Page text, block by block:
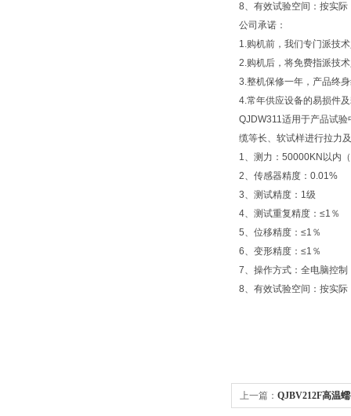
8、有效试验空间：按实际
公司承诺：
1.购机前，我们专门派技
2.购机后，将免费指派技
3.整机保修一年，产品终
4.常年供应设备的易损件
QJDW311适用于产品试
缆等长、软试样进行拉力
1、测力：50000KN以
2、传感器精度：0.01%
3、测试精度：1级
4、测试重复精度：≤1％
5、位移精度：≤1％
6、变形精度：≤1％
7、操作方式：全电脑控制
8、有效试验空间：按实际
上一篇： QJBV212F高温